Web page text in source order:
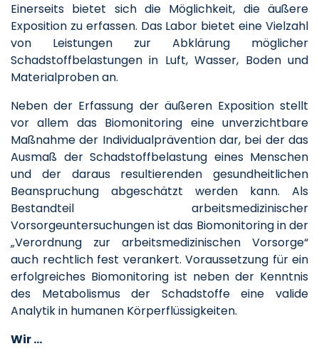
Einerseits bietet sich die Möglichkeit, die äußere
Exposition zu erfassen. Das Labor bietet eine Vielzahl
von Leistungen zur Abklärung möglicher
Schadstoffbelastungen in Luft, Wasser, Boden und
Materialproben an.
Neben der Erfassung der äußeren Exposition stellt
vor allem das Biomonitoring eine unverzichtbare
Maßnahme der Individualprävention dar, bei der das
Ausmaß der Schadstoffbelastung eines Menschen
und der daraus resultierenden gesundheitlichen
Beanspruchung abgeschätzt werden kann. Als
Bestandteil arbeitsmedizinischer
Vorsorgeuntersuchungen ist das Biomonitoring in der
„Verordnung zur arbeitsmedizinischen Vorsorge“
auch rechtlich fest verankert. Voraussetzung für ein
erfolgreiches Biomonitoring ist neben der Kenntnis
des Metabolismus der Schadstoffe eine valide
Analytik in humanen Körperflüssigkeiten.
Wir …